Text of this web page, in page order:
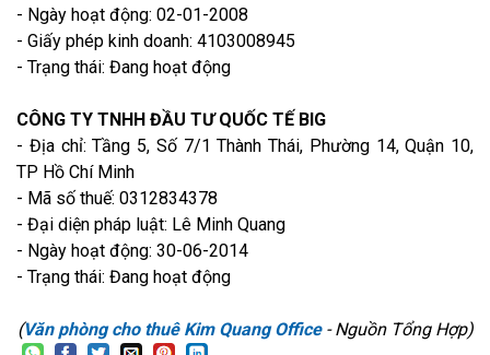
- Ngày hoạt động: 02-01-2008
- Giấy phép kinh doanh: 4103008945
- Trạng thái: Đang hoạt động
CÔNG TY TNHH ĐẦU TƯ QUỐC TẾ BIG
- Địa chỉ: Tầng 5, Số 7/1 Thành Thái, Phường 14, Quận 10,
TP Hồ Chí Minh
- Mã số thuế: 0312834378
- Đại diện pháp luật: Lê Minh Quang
- Ngày hoạt động: 30-06-2014
- Trạng thái: Đang hoạt động
(Văn phòng cho thuê Kim Quang Office- Nguồn Tổng Hợp)